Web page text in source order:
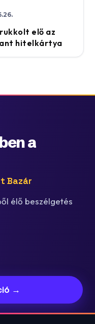
elő az
hitelkártya
a
Bazár
élő beszélgetés
→